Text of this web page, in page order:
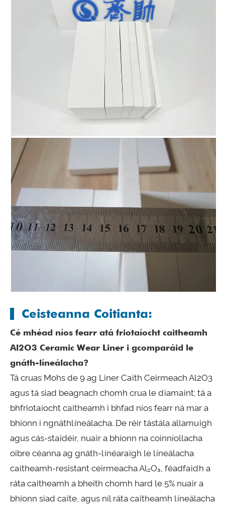
Ceisteanna Coitianta:
Cé mhéad níos fearr atá friotaíocht caitheamh
Al2O3 Ceramic Wear Liner i gcomparáid le
gnáth-líneálacha?
Tá cruas Mohs de 9 ag Liner Caith Ceirmeach Al2O3
agus tá siad beagnach chomh crua le diamaint; tá a
bhfriotaíocht caitheamh i bhfad níos fearr ná mar a
bhíonn i ngnáthlíneálacha. De réir tástála allamuigh
agus cás-staidéir, nuair a bhíonn na coinníollacha
oibre céanna ag gnáth-línéaraigh le líneálacha
caitheamh-resistant ceirmeacha Al₂O₃, féadfaidh a
ráta caitheamh a bheith chomh hard le 5% nuair a
bhíonn siad caite, agus níl ráta caitheamh líneálacha